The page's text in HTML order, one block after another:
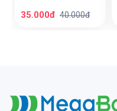
dán sticker thời
35.000đ 40.000đ